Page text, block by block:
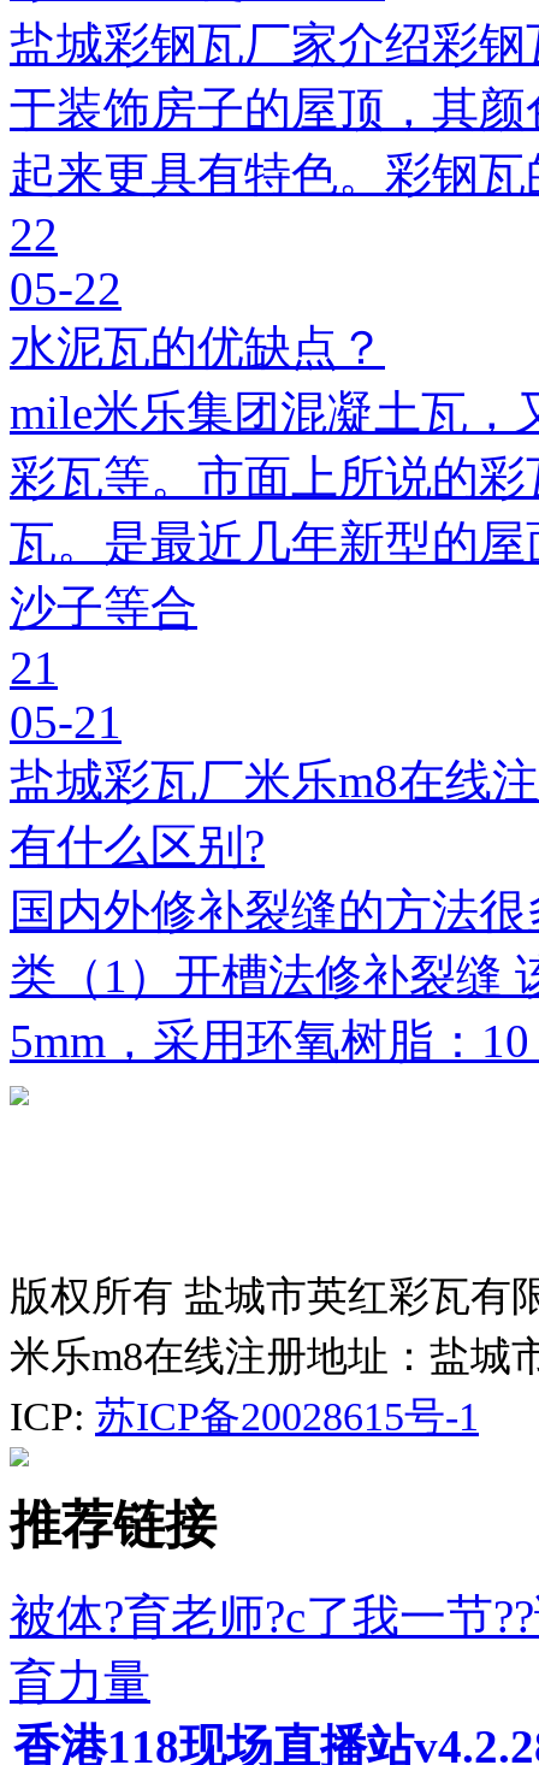
盐城彩钢瓦厂家介绍彩
于装饰房子的屋顶，其
起来更具有特色。彩钢
22
05-22
水泥瓦的优缺点？
mile米乐集团混凝土瓦，
彩瓦等。市面上所说的
瓦。是最近几年新型的
沙子等合
21
05-21
盐城彩瓦厂米乐m8在线
有什么区别?
国内外修补裂缝的方法
类（1）开槽法修补裂缝
5mm，采用环氧树脂：
版权所有 盐城市英红彩瓦有
米乐m8在线注册地址：盐城
ICP: 苏ICP备20028615号-1
推荐链接
被体?育老师?c了我一节
育力量
香港118现场直播站